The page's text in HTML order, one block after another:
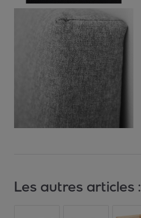
Les autres articles :